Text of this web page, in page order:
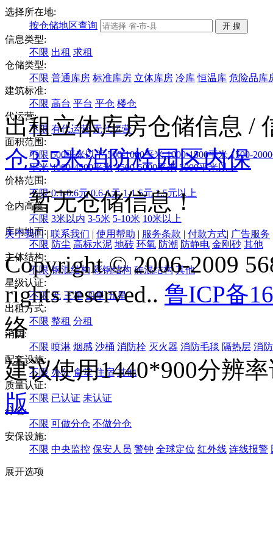
选择所在地:
按仓储地区查询
信息类型:
不限 出租 求租
仓储类型:
不限 普通库房 标准库房 立体库房 冷库 恒温库 危险品库
建筑标准:
不限 高台 平台 平仓 楼仓
代运营:
不限 有代运营 无代运营
面积范围:
不限 500平米以下 500-1000平米 1000-1500平米 1500-
平米 4000-4500平米 4500-5000平米 5000平米以上
价格范围:
不限 0.1-0.6元 0.6-1元 1-1.5元 1.5元以上
仓内高度:
不限 3米以内 3-5米 5-10米 10米以上
库内地面:
不限 防尘 高标水泥 地砖 环氧 防潮 防静电 金刚砂 其他
主体结构:
不限 钢混结构 彩钢结构 砖混结构 其他
星级认证:
不限 无 三星 四星 五星
出租方式:
不限 整租 分租
消防:
不限 喷淋 烟感 沙桶 消防栓 灭火器 消防毛毯 隔热层 消
配套设施:
不限 办公 食堂 住宿 其他
质量认证:
不限 已认证 未认证
分仓:
不限 可做分仓 不做分仓
安保设施:
不限 中央监控 保安人员 警钟 全球定位 红外线 连线报警
展开选项
出租立体库房仓储信息 /
仓3-5米消防栓园区内保
暂无仓储信息！
关于我们| 联系我们 | 使用帮助 | 服务条款 | 付款方式| 广告服务
Copyright © 2006-2009
rights reserved.. 鲁ICP备
络
建议使用1440*900分辨
版